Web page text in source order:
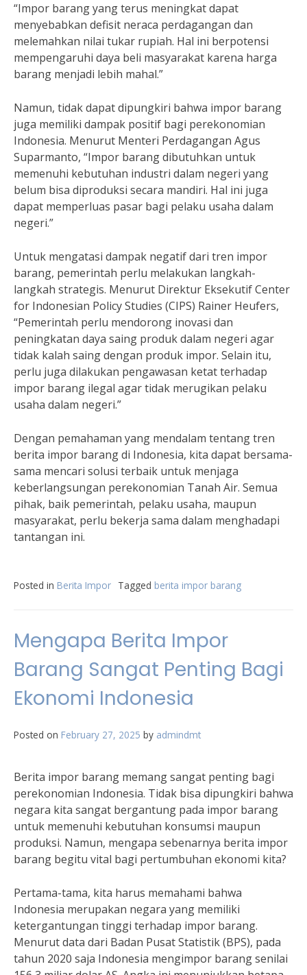
“Impor barang yang terus meningkat dapat
menyebabkan defisit neraca perdagangan dan
melemahkan nilai tukar rupiah. Hal ini berpotensi
mempengaruhi daya beli masyarakat karena harga
barang menjadi lebih mahal.”
Namun, tidak dapat dipungkiri bahwa impor barang
juga memiliki dampak positif bagi perekonomian
Indonesia. Menurut Menteri Perdagangan Agus
Suparmanto, “Impor barang dibutuhkan untuk
memenuhi kebutuhan industri dalam negeri yang
belum bisa diproduksi secara mandiri. Hal ini juga
dapat memperluas pasar bagi pelaku usaha dalam
negeri.”
Untuk mengatasi dampak negatif dari tren impor
barang, pemerintah perlu melakukan langkah-
langkah strategis. Menurut Direktur Eksekutif Center
for Indonesian Policy Studies (CIPS) Rainer Heufers,
“Pemerintah perlu mendorong inovasi dan
peningkatan daya saing produk dalam negeri agar
tidak kalah saing dengan produk impor. Selain itu,
perlu juga dilakukan pengawasan ketat terhadap
impor barang ilegal agar tidak merugikan pelaku
usaha dalam negeri.”
Dengan pemahaman yang mendalam tentang tren
berita impor barang di Indonesia, kita dapat bersama-
sama mencari solusi terbaik untuk menjaga
keberlangsungan perekonomian Tanah Air. Semua
pihak, baik pemerintah, pelaku usaha, maupun
masyarakat, perlu bekerja sama dalam menghadapi
tantangan ini.
Posted in Berita Impor Tagged berita impor barang
Mengapa Berita Impor
Barang Sangat Penting Bagi
Ekonomi Indonesia
Posted on February 27, 2025 by admindmt
Berita impor barang memang sangat penting bagi
perekonomian Indonesia. Tidak bisa dipungkiri bahwa
negara kita sangat bergantung pada impor barang
untuk memenuhi kebutuhan konsumsi maupun
produksi. Namun, mengapa sebenarnya berita impor
barang begitu vital bagi pertumbuhan ekonomi kita?
Pertama-tama, kita harus memahami bahwa
Indonesia merupakan negara yang memiliki
ketergantungan tinggi terhadap impor barang.
Menurut data dari Badan Pusat Statistik (BPS), pada
tahun 2020 saja Indonesia mengimpor barang senilai